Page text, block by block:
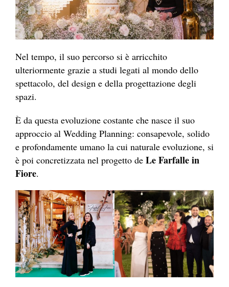
Nel tempo, il suo percorso si è arricchito
ulteriormente grazie a studi legati al mondo dello
spettacolo, del design e della progettazione degli
spazi.
È da questa evoluzione costante che nasce il suo
approccio al Wedding Planning: consapevole, solido
e profondamente umano la cui naturale evoluzione, si
è poi concretizzata nel progetto de Le Farfalle in
Fiore.